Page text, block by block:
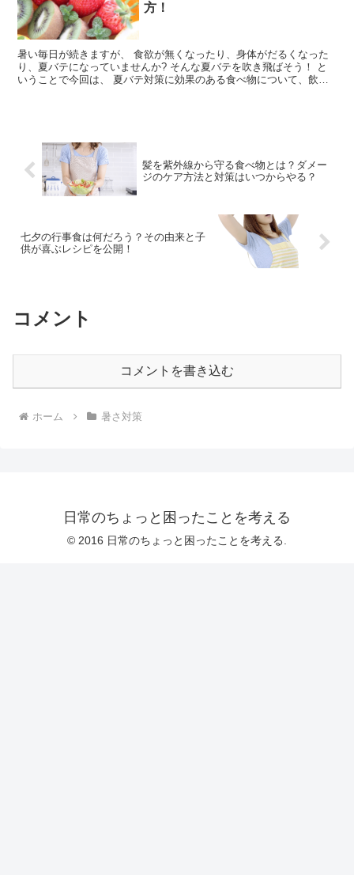
方！
暑い毎日が続きますが、 食欲が無くなったり、身体がだるくなった
り、夏バテになっていませんか? そんな夏バテを吹き飛ばそう！ と
いうことで今回は、 夏バテ対策に効果のある食べ物について、飲み
髪を紫外線から守る食べ物とは？ダメー
ジのケア方法と対策はいつからやる？
七夕の行事食は何だろう？その由来と子
供が喜ぶレシピを公開！
コメント
コメントを書き込む
ホーム 暑さ対策
日常のちょっと困ったことを考える
© 2016 日常のちょっと困ったことを考える.